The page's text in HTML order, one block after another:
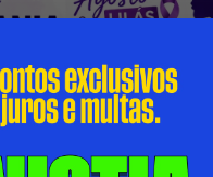
DA PENHA